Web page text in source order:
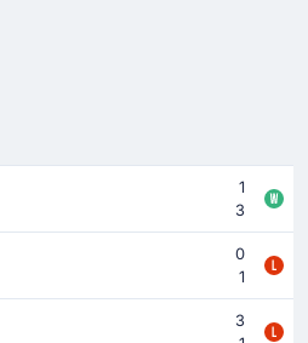
1
3
0
1
3